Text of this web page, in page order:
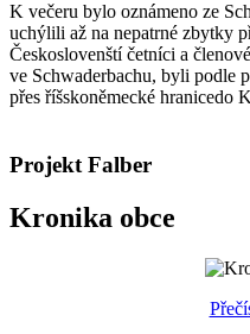
K večeru bylo oznámeno ze
uchýlili až na nepatrné zbytky
Českoslovenští četníci a
ve Schwaderbachu, byli podle
přes říšskoněmecké hranicedo
Projekt Falber
Kronika obce